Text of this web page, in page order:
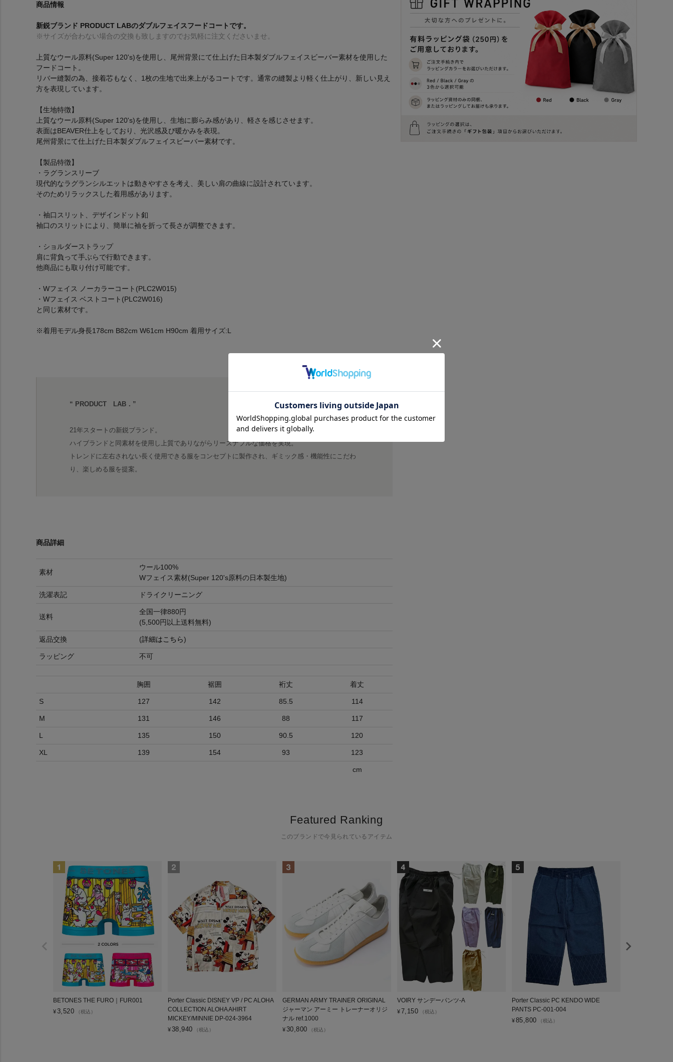
商品情報
新鋭ブランド PRODUCT LABのダブルフェイスフードコートです。
※サイズが合わない場合の交換も致しますのでお気軽に注文くださいませ。
上質なウール原料(Super 120's)を使用し、尾州背景にて仕上げた日本製ダブルフェイスビーバー素材を使用した
フードコート。
リバー縫製の為、接着芯もなく、1枚の生地で出来上がるコートです。通常の縫製より軽く仕上がり、新しい見え
方を表現しています。
【生地特徴】
上質なウール原料(Super 120's)を使用し、生地に膨らみ感があり、軽さを感じさせます。
表面はBEAVER仕上をしており、光沢感及び暖かみを表現。
尾州背景にて仕上げた日本製ダブルフェイスビーバー素材です。
【製品特徴】
・ラグランスリーブ
現代的なラグランシルエットは動きやすさを考え、美しい肩の曲線に設計されています。
そのためリラックスした着用感があります。
・袖口スリット、デザインドット釦
袖口のスリットにより、簡単に袖を折って長さが調整できます。
・ショルダーストラップ
肩に背負って手ぶらで行動できます。
他商品にも取り付け可能です。
・Wフェイス ノーカラーコート(PLC2W015)
・Wフェイス ベストコート(PLC2W016)
と同じ素材です。
※着用モデル身長178cm B82cm W61cm H90cm 着用サイズ:L
“ PRODUCT LAB．”
21年スタートの新鋭ブランド。
ハイブランドと同素材を使用し上質でありながらリーズナブルな価格を実現。
トレンドに左右されない長く使用できる服をコンセプトに製作され、ギミック感・機能性にこだわ
り、楽しめる服を提案。
商品詳細
素材
ウール100%
Wフェイス素材(Super 120's原料の日本製生地)
洗濯表記 ドライクリーニング
送料
全国一律880円
(5,500円以上送料無料)
返品交換 (詳細はこちら)
ラッピング 不可
胸囲 裾囲 裄丈 着丈
S 127 142 85.5 114
M 131 146 88 117
L 135 150 90.5 120
XL 139 154 93 123
cm
Featured Ranking
このブランドで今見られているアイテム
BETONES THE FURO｜FUR001
¥ 3,520 （税込）
Porter Classic DISNEY VP / PC ALOHA
COLLECTION ALOHA AHIRT
MICKEY/MINNIE DP-024-3964
¥ 38,940 （税込）
GERMAN ARMY TRAINER ORIGINAL
ジャーマン アーミー トレーナーオリジ
ナル ref.1000
¥ 30,800 （税込）
VOIRY サンデーパンツ-A
¥7,150 （税込）
Porter Classic PC KENDO WIDE
PANTS PC-001-004
¥85,800 （税込）